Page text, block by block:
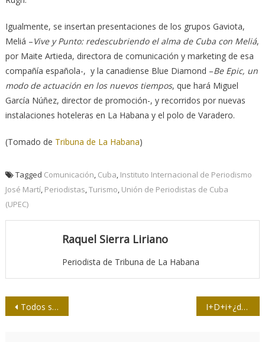
Igualmente, se insertan presentaciones de los grupos Gaviota,
Meliá –Vive y Punto: redescubriendo el alma de Cuba con Meliá,
por Maite Artieda, directora de comunicación y marketing de esa
compañía española-, y la canadiense Blue Diamond –Be Epic, un
modo de actuación en los nuevos tiempos, que hará Miguel
García Núñez, director de promoción-, y recorridos por nuevas
instalaciones hoteleras en La Habana y el polo de Varadero.
(Tomado de Tribuna de La Habana)
Tagged Comunicación, Cuba, Instituto Internacional de Periodismo
José Martí, Periodistas,Turismo, Unión de Periodistas de Cuba
(UPEC)
Raquel Sierra Liriano
Periodista de Tribuna de La Habana
Navegación
Todos somos Julian Assange I+D+i+¿d?